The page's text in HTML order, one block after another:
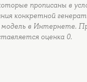
прописаны в
конкретной
в Интернете.
оценка 0.